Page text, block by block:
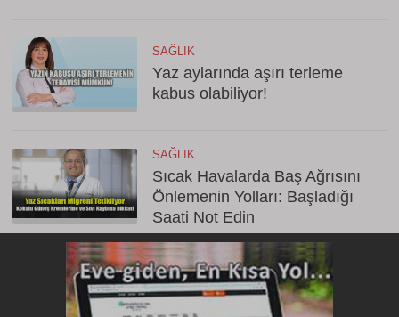
SAĞLIK
Yaz aylarında aşırı terleme
kabus olabiliyor!
SAĞLIK
Sıcak Havalarda Baş Ağrısını
Önlemenin Yolları: Başladığı
Saati Not Edin